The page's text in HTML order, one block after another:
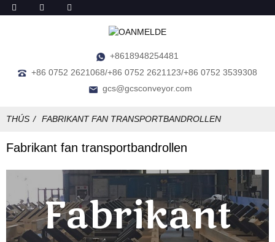
+8618948254481
+86 0752 2621068/+86 0752 2621123/+86 0752 3539308
gcs@gcsconveyor.com
THÚS FABRIKANT FAN TRANSPORTBANDROLLEN
Fabrikant fan transportbandrollen
Fabrikant